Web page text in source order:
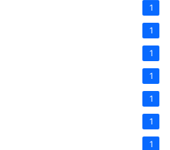
1
1
1
1
1
1
1